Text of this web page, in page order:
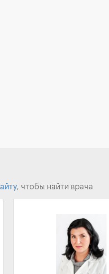
, чтобы найти врача